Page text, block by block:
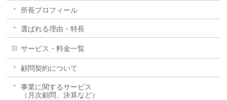
所長プロフィール
選ばれる理由・特長
サービス・料金一覧
顧問契約について
事業に関するサービス
（月次顧問、決算など）